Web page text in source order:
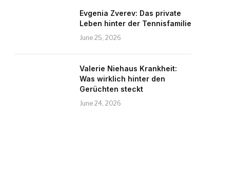
Evgenia Zverev: Das private
Leben hinter der Tennisfamilie
June 25, 2026
Valerie Niehaus Krankheit:
Was wirklich hinter den
Gerüchten steckt
June 24, 2026